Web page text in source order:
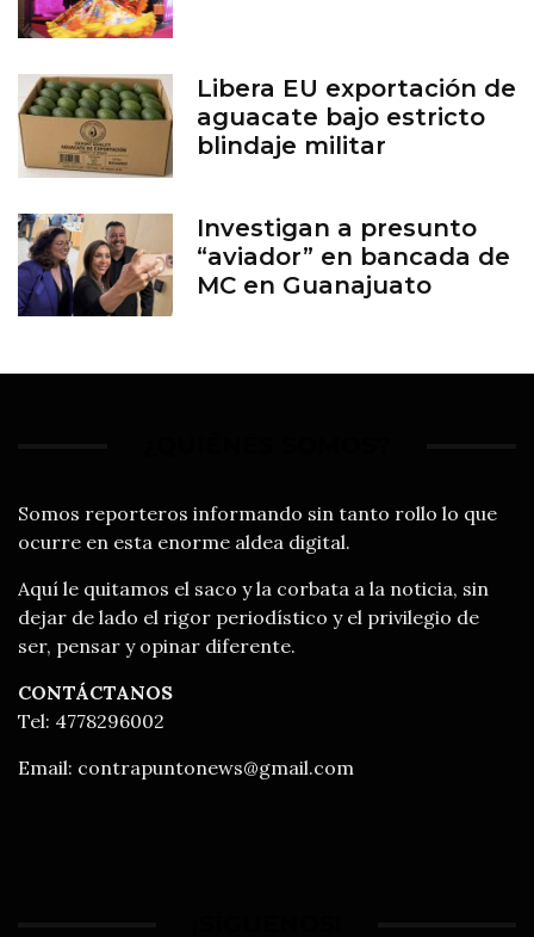
Libera EU exportación de
aguacate bajo estricto
blindaje militar
Investigan a presunto
“aviador” en bancada de
MC en Guanajuato
Somos reporteros informando sin tanto rollo lo que
ocurre en esta enorme aldea digital.
Aquí le quitamos el saco y la corbata a la noticia, sin
dejar de lado el rigor periodístico y el privilegio de
ser, pensar y opinar diferente.
CONTÁCTANOS
Tel: 4778296002
Email: contrapuntonews@gmail.com